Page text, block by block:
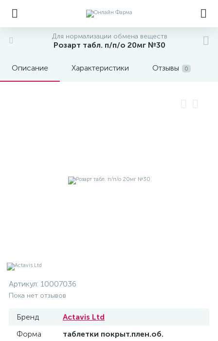
Для нормализации обмена веществ
Розарт табл. п/п/о 20мг №30
Описание Характеристики Отзывы 0
Артикул: 10007036
Пока нет отзывов
Бренд
Actavis Ltd
Форма
таблетки покрыт.плен.об.